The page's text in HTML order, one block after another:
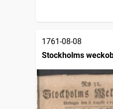
1761-08-08
Stockholms
1745)